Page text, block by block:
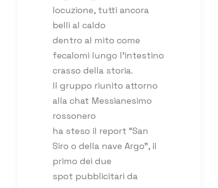
locuzione, tutti ancora
belli al caldo
dentro al mito come
fecalomi lungo l’intestino
crasso della storia.
Il gruppo riunito attorno
alla chat Messianesimo
rossonero
ha steso il report “San
Siro o della nave Argo”, il
primo dei due
spot pubblicitari da